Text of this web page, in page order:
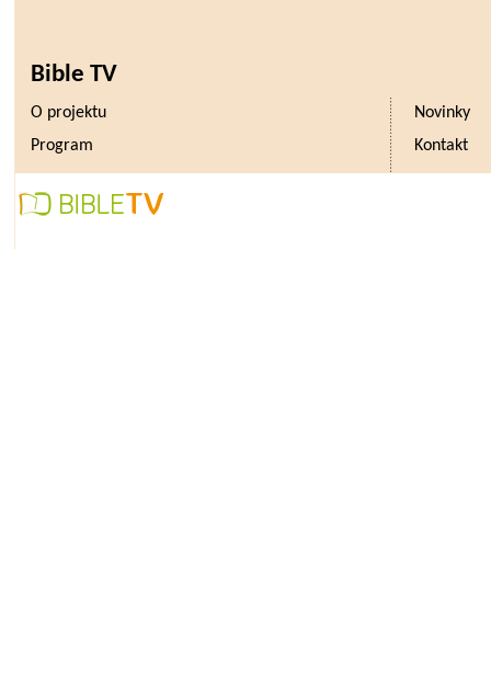
Bible TV
O projektu
Novinky
Program
Kontakt